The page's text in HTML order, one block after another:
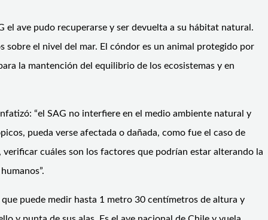
el ave pudo recuperarse y ser devuelta a su hábitat natural.
el nivel del mar. El cóndor es un animal protegido por
la mantención del equilibrio de los ecosistemas y en
“el SAG no interfiere en el medio ambiente natural y
pueda verse afectada o dañada, como fue el caso de
cuáles son los factores que podrían estar alterando la
puede medir hasta 1 metro 30 centímetros de altura y